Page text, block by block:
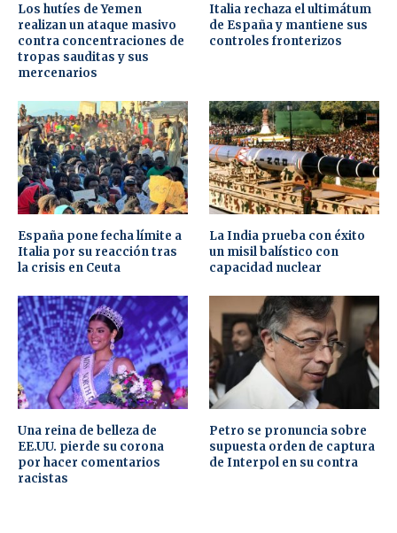
Los hutíes de Yemen
realizan un ataque masivo
contra concentraciones de
tropas sauditas y sus
mercenarios
Italia rechaza el ultimátum
de España y mantiene sus
controles fronterizos
España pone fecha límite a
Italia por su reacción tras
la crisis en Ceuta
La India prueba con éxito
un misil balístico con
capacidad nuclear
Una reina de belleza de
EE.UU. pierde su corona
por hacer comentarios
racistas
Petro se pronuncia sobre
supuesta orden de captura
de Interpol en su contra